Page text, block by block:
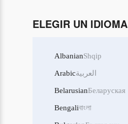
ELEGIR UN IDIOMA
AlbanianShqip
Arabicالعربية
BelarusianБеларуская
Bengaliবাংলা